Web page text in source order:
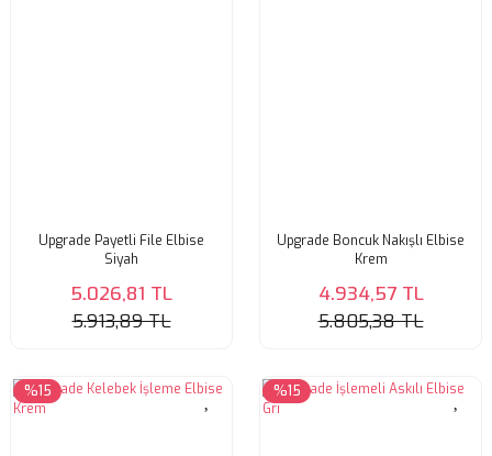
Upgrade Payetli File Elbise
Siyah
5.026,81 TL
5.913,89 TL
Upgrade Boncuk Nakışlı Elbise
Krem
4.934,57 TL
5.805,38 TL
%15 %15